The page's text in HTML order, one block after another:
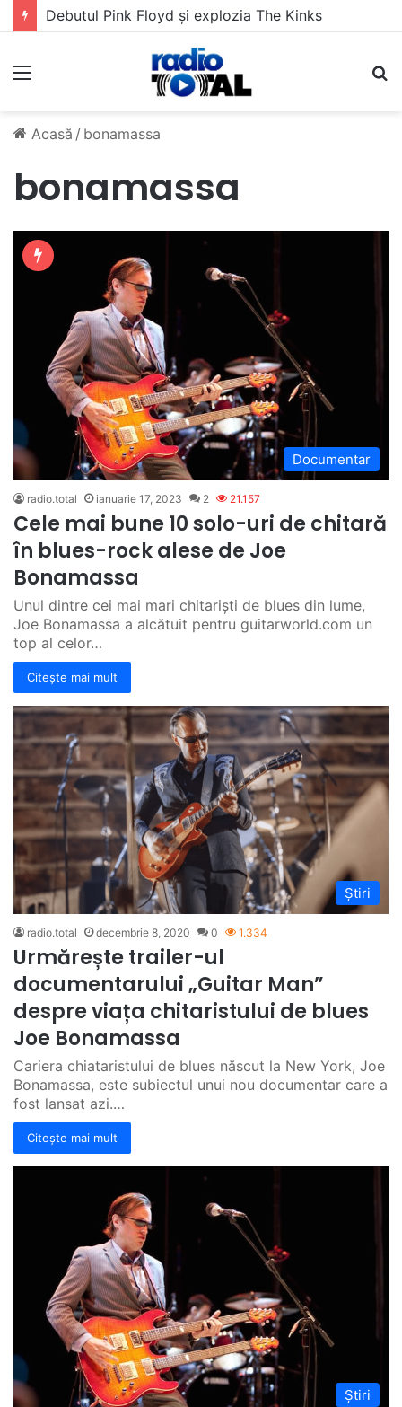
Debutul Pink Floyd și explozia The Kinks
Meniu
Acasă / bonamassa
bonamassa
Documentar
radio.total ianuarie 17, 2023 2 21.157
Cele mai bune 10 solo-uri de chitară
în blues-rock alese de Joe
Bonamassa
Unul dintre cei mai mari chitariști de blues din lume,
Joe Bonamassa a alcătuit pentru guitarworld.com un
top al celor…
Citește mai mult
Știri
radio.total decembrie 8, 2020 0 1.334
Urmărește trailer-ul
documentarului „Guitar Man”
despre viața chitaristului de blues
Joe Bonamassa
Cariera chiataristului de blues născut la New York, Joe
Bonamassa, este subiectul unui nou documentar care a
fost lansat azi.…
Citește mai mult
Știri